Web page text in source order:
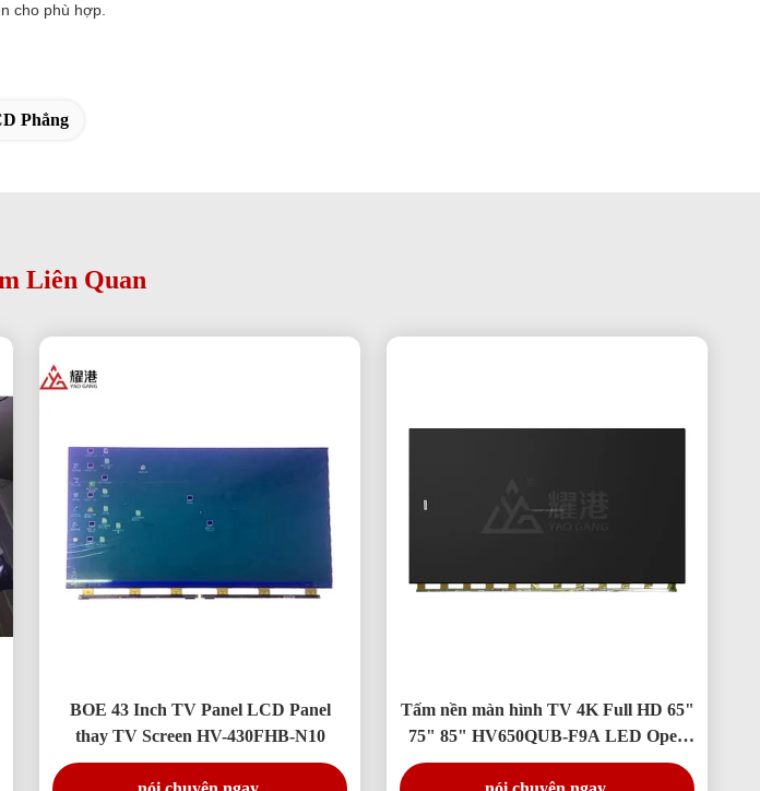
cho phù hợp.
Phẳng
Liên Quan
BOE 43 Inch TV Panel LCD Panel
thay TV Screen HV-430FHB-N10
Tấm nền màn hình TV 4K Full HD 65"
75" 85" HV650QUB-F9A LED Open
Cell